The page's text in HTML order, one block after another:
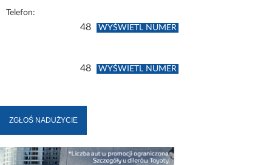
Telefon:
48 WYŚWIETL NUMER
48 WYŚWIETL NUMER